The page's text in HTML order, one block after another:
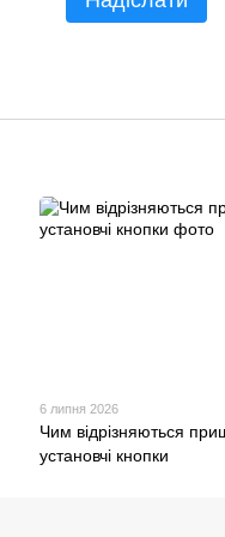
6 липня 2026
Чим відрізняються
установчі кнопки